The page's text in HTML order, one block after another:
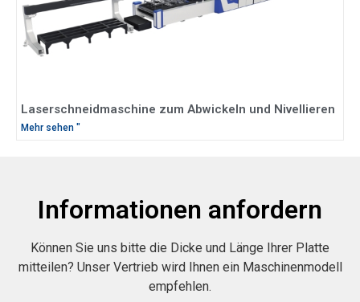
Laserschneidmaschine zum Abwickeln und Nivellieren
Mehr sehen "
Informationen anfordern
Können Sie uns bitte die Dicke und Länge Ihrer Platte
mitteilen? Unser Vertrieb wird Ihnen ein Maschinenmodell
empfehlen.